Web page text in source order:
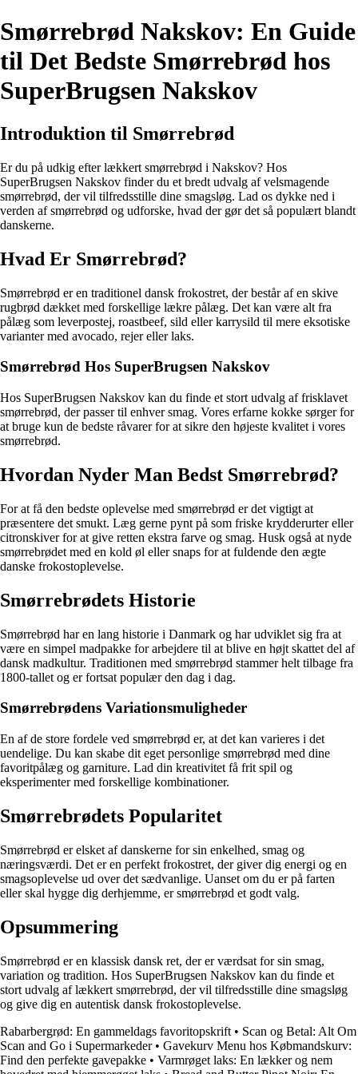
Smørrebrød Nakskov: En Guide
til Det Bedste Smørrebrød hos
SuperBrugsen Nakskov
Introduktion til Smørrebrød
Er du på udkig efter lækkert smørrebrød i Nakskov? Hos
SuperBrugsen Nakskov finder du et bredt udvalg af velsmagende
smørrebrød, der vil tilfredsstille dine smagsløg. Lad os dykke ned i
verden af smørrebrød og udforske, hvad der gør det så populært blandt
danskerne.
Hvad Er Smørrebrød?
Smørrebrød er en traditionel dansk frokostret, der består af en skive
rugbrød dækket med forskellige lækre pålæg. Det kan være alt fra
pålæg som leverpostej, roastbeef, sild eller karrysild til mere eksotiske
varianter med avocado, rejer eller laks.
Smørrebrød Hos SuperBrugsen Nakskov
Hos SuperBrugsen Nakskov kan du finde et stort udvalg af frisklavet
smørrebrød, der passer til enhver smag. Vores erfarne kokke sørger for
at bruge kun de bedste råvarer for at sikre den højeste kvalitet i vores
smørrebrød.
Hvordan Nyder Man Bedst Smørrebrød?
For at få den bedste oplevelse med smørrebrød er det vigtigt at
præsentere det smukt. Læg gerne pynt på som friske krydderurter eller
citronskiver for at give retten ekstra farve og smag. Husk også at nyde
smørrebrødet med en kold øl eller snaps for at fuldende den ægte
danske frokostoplevelse.
Smørrebrødets Historie
Smørrebrød har en lang historie i Danmark og har udviklet sig fra at
være en simpel madpakke for arbejdere til at blive en højt skattet del af
dansk madkultur. Traditionen med smørrebrød stammer helt tilbage fra
1800-tallet og er fortsat populær den dag i dag.
Smørrebrødens Variationsmuligheder
En af de store fordele ved smørrebrød er, at det kan varieres i det
uendelige. Du kan skabe dit eget personlige smørrebrød med dine
favoritpålæg og garniture. Lad din kreativitet få frit spil og
eksperimenter med forskellige kombinationer.
Smørrebrødets Popularitet
Smørrebrød er elsket af danskerne for sin enkelhed, smag og
næringsværdi. Det er en perfekt frokostret, der giver dig energi og en
smagsoplevelse ud over det sædvanlige. Uanset om du er på farten
eller skal hygge dig derhjemme, er smørrebrød et godt valg.
Opsummering
Smørrebrød er en klassisk dansk ret, der er værdsat for sin smag,
variation og tradition. Hos SuperBrugsen Nakskov kan du finde et
stort udvalg af lækkert smørrebrød, der vil tilfredsstille dine smagsløg
og give dig en autentisk dansk frokostoplevelse.
Rabarbergrød: En gammeldags favoritopskrift • Scan og Betal: Alt Om
Scan and Go i Supermarkeder• Gavekurv Menu hos Købmandskurv:
Find den perfekte gavepakke • Varmrøget laks: En lækker og nem